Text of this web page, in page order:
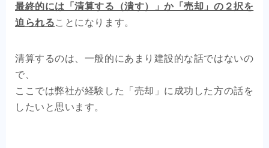
最終的には「清算する（潰す）」か「売却」の２択を
迫られることになります。
清算するのは、一般的にあまり建設的な話ではないの
で、
ここでは弊社が経験した「売却」に成功した方の話を
したいと思います。